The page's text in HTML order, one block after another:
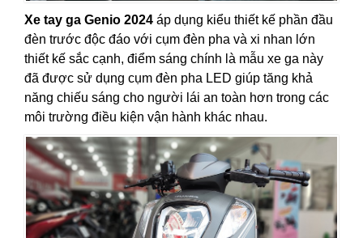
Xe tay ga Genio 2024 áp dụng kiểu thiết kế phần đầu
đèn trước độc đáo với cụm đèn pha và xi nhan lớn
thiết kế sắc cạnh, điểm sáng chính là mẫu xe ga này
đã được sử dụng cụm đèn pha LED giúp tăng khả
năng chiếu sáng cho người lái an toàn hơn trong các
môi trường điều kiện vận hành khác nhau.